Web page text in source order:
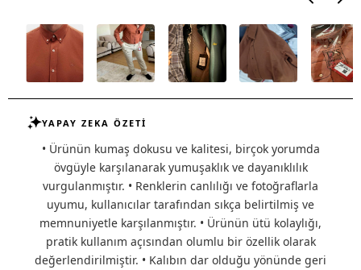
YAPAY ZEKA ÖZETİ
• Ürünün kumaş dokusu ve kalitesi, birçok yorumda
övgüyle karşılanarak yumuşaklık ve dayanıklılık
vurgulanmıştır. • Renklerin canlılığı ve fotoğraflarla
uyumu, kullanıcılar tarafından sıkça belirtilmiş ve
memnuniyetle karşılanmıştır. • Ürünün ütü kolaylığı,
pratik kullanım açısından olumlu bir özellik olarak
değerlendirilmiştir. • Kalıbın dar olduğu yönünde geri